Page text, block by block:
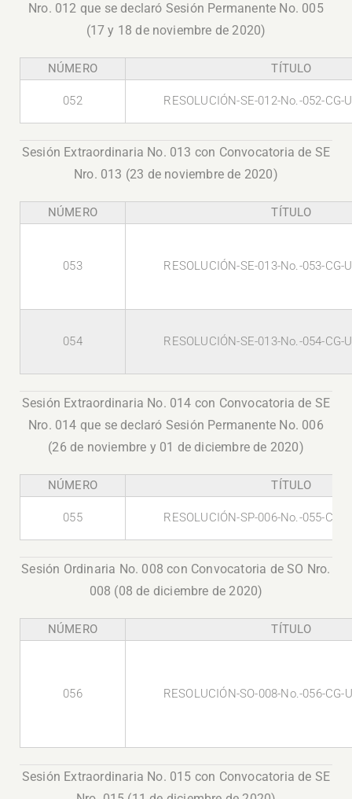
Nro. 012 que se declaró Sesión Permanente No. 005
(17 y 18 de noviembre de 2020)
NÚMERO TÍTULO
052 RESOLUCIÓN-SE-012-No.-052-CG-
Sesión Extraordinaria No. 013 con Convocatoria de SE
Nro. 013 (23 de noviembre de 2020)
NÚMERO TÍTULO
053 RESOLUCIÓN-SE-013-No.-053-CG-
054 RESOLUCIÓN-SE-013-No.-054-CG-
Sesión Extraordinaria No. 014 con Convocatoria de SE
Nro. 014 que se declaró Sesión Permanente No. 006
(26 de noviembre y 01 de diciembre de 2020)
NÚMERO TÍTULO
055 RESOLUCIÓN-SP-006-No.-055-CG-
Sesión Ordinaria No. 008 con Convocatoria de SO Nro.
008 (08 de diciembre de 2020)
NÚMERO TÍTULO
056 RESOLUCIÓN-SO-008-No.-056-CG-
Sesión Extraordinaria No. 015 con Convocatoria de SE